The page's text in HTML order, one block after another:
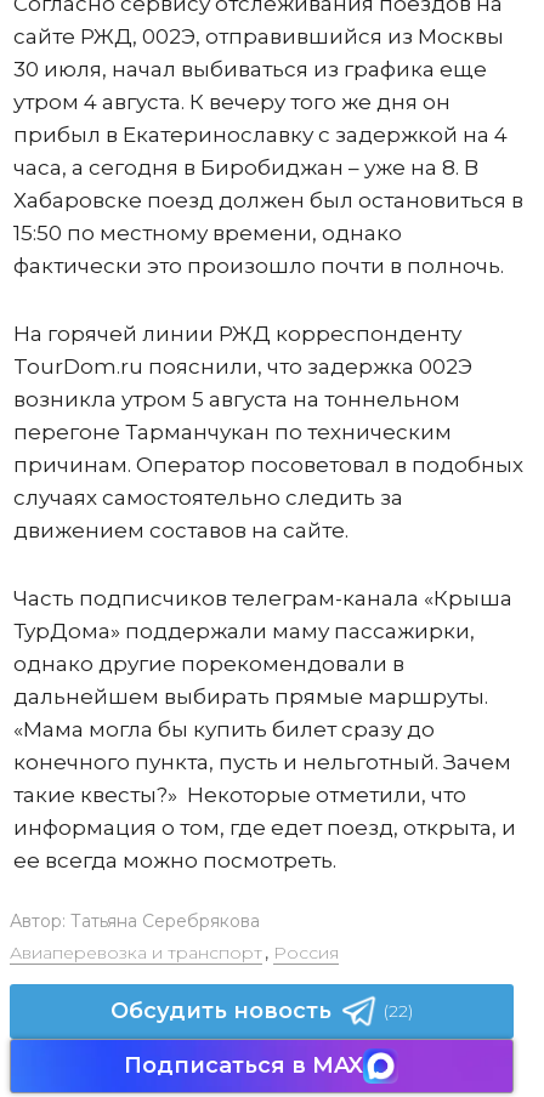
сайте РЖД, 002Э, отправившийся из Москвы
30 июля, начал выбиваться из графика еще
утром 4 августа. К вечеру того же дня он
прибыл в Екатеринославку с задержкой на 4
часа, а сегодня в Биробиджан – уже на 8. В
Хабаровске поезд должен был остановиться в
15:50 по местному времени, однако
фактически это произошло почти в полночь.
На горячей линии РЖД корреспонденту
TourDom.ru пояснили, что задержка 002Э
возникла утром 5 августа на тоннельном
перегоне Тарманчукан по техническим
причинам. Оператор посоветовал в подобных
случаях самостоятельно следить за
движением составов на сайте.
Часть подписчиков телеграм-канала «Крыша
ТурДома» поддержали маму пассажирки,
однако другие порекомендовали в
дальнейшем выбирать прямые маршруты.
«Мама могла бы купить билет сразу до
конечного пункта, пусть и нельготный. Зачем
такие квесты?» Некоторые отметили, что
информация о том, где едет поезд, открыта, и
ее всегда можно посмотреть.
Автор: Татьяна Серебрякова
Авиаперевозка и транспорт, Россия
Обсудить новость (22)
Подписаться в MAX